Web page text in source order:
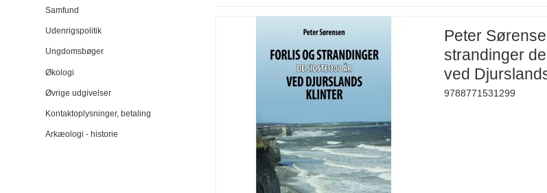
Samfund
Udenrigspolitik
Ungdomsbøger
Økologi
Øvrige udgivelser
Kontaktoplysninger, betaling
Arkæologi - historie
Peter
strandinger
ved
9788771531299